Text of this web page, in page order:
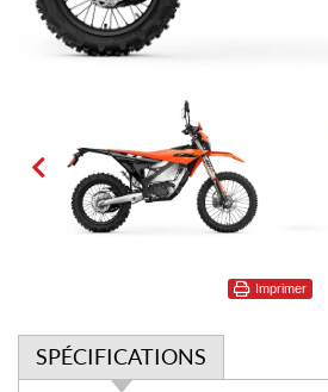
Imprimer
SPÉCIFICATIONS